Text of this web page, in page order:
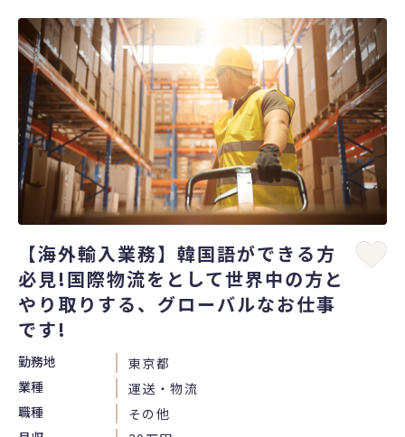
【海外輸入業務】韓国語ができる方
必見!国際物流をとして世界中の方と
やり取りする、グローバルなお仕事
です!
勤務地
東京都
業種
運送・物流
職種
その他